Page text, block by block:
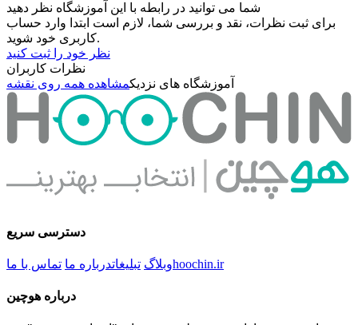
شما می توانید در رابطه با این آموزشگاه نظر دهید
برای ثبت نظرات، نقد و بررسی شما، لازم است ابتدا وارد حساب
کاربری خود شوید.
نظر خود را ثبت کنید
نظرات کاربران
آموزشگاه های نزدیکمشاهده همه روی نقشه
دسترسی سریع
وبلاگ تبلیغاتدرباره ما تماس با ما hoochin.ir
درباره هوچین